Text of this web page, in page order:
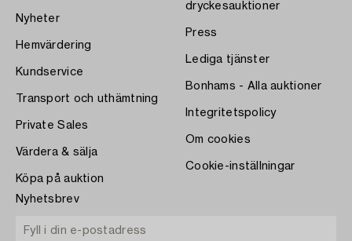
Nyheter
Hemvärdering
Kundservice
Transport och uthämtning
Private Sales
Värdera & sälja
Köpa på auktion
dryckesauktioner
Press
Lediga tjänster
Bonhams - Alla auktioner
Integritetspolicy
Om cookies
Cookie-inställningar
Nyhetsbrev